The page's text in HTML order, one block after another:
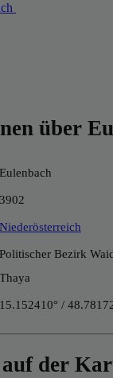
über
Eulenbach
3902
Niederösterreich
Politischer Bezirk
Thaya
15.152410° /
der